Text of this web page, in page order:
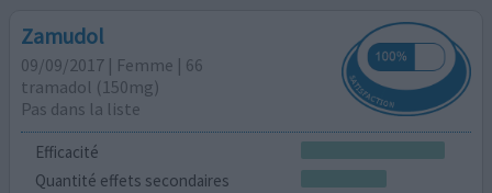
Zamudol
09/09/2017 | Femme | 66
tramadol (150mg)
Pas dans la liste
Efficacité
Quantité effets secondaires